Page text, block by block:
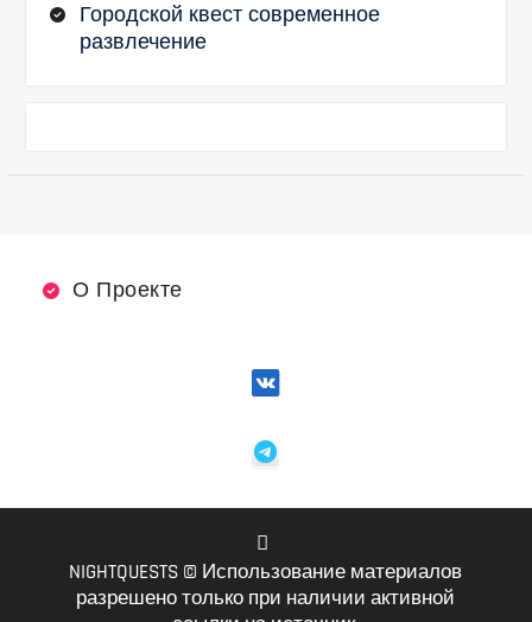
Городской квест современное
развлечение
О Проекте
VK
NIGHTQUESTS © Использование материалов
разрешено только при наличии активной